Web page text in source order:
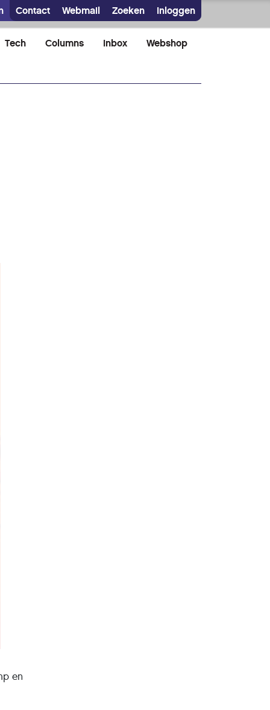
Contact Webmail Zoeken Inloggen
Tech Columns Inbox Webshop
en